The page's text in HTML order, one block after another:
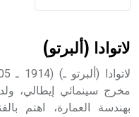
لاتوادا (ألبرتو)
مخرج سينمائي إيطالي،
بهندسة العمارة، اهتم